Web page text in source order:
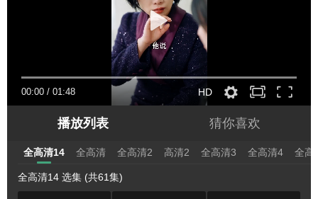
00:00 / 01:48 HD
播放列表 猜你喜欢
全高清14 全高清 全高清2 高清2 全高清3 全高清4 全高
全高清14 选集 (共61集)